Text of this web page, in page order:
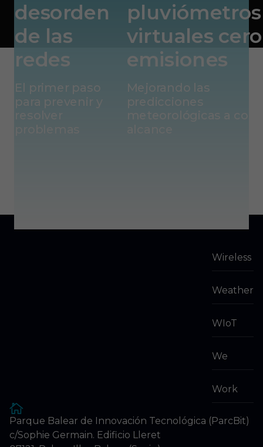
desorden
de las
redes
El primer paso
para prevenir y
pluviómetros
virtuales cero
emisiones
Mejorando las
predicciones
Wireless
Weather
WIoT
We
Work
Parque Balear de Innovación Tecnológica (ParcBit)
c/Sophie Germain. Edificio Lleret